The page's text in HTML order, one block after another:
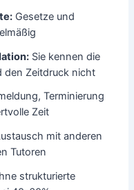
Gesetze und
Sie kennen die
den Zeitdruck nicht
Terminierung
Zeit
mit anderen
Tutoren
strukturierte